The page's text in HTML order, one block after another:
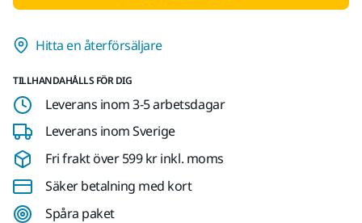
Hitta en återförsäljare
TILLHANDAHÅLLS FÖR DIG
Leverans inom 3-5 arbetsdagar
Leverans inom Sverige
Fri frakt över 599 kr inkl. moms
Säker betalning med kort
Spåra paket